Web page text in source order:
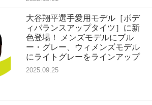
大谷翔平選手愛用モデル［ボデ
ィバランスアップタイツ］に新
色登場！ メンズモデルにブル
ー・グレー、ウィメンズモデル
にライトグレーをラインアップ
2025.09.25